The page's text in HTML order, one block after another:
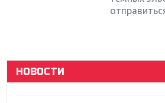
НОВОСТИ
Новинки для Nintendo Switch:
Far Cry 5: хвалить нельзя ругать